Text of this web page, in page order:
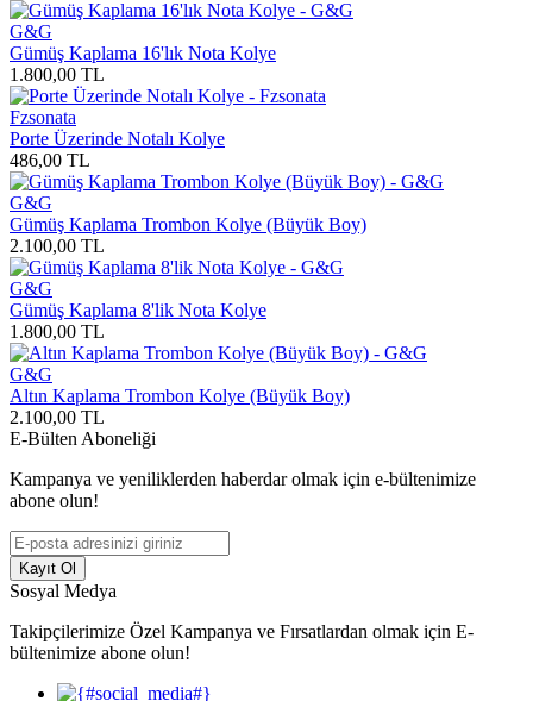
G&G
Gümüş Kaplama 16'lık Nota Kolye
1.800,00 TL
Fzsonata
Porte Üzerinde Notalı Kolye
486,00 TL
G&G
Gümüş Kaplama Trombon Kolye (Büyük Boy)
2.100,00 TL
G&G
Gümüş Kaplama 8'lik Nota Kolye
1.800,00 TL
G&G
Altın Kaplama Trombon Kolye (Büyük Boy)
2.100,00 TL
E-Bülten Aboneliği
Kampanya ve yeniliklerden haberdar olmak için e-bültenimize
abone olun!
Kayıt Ol
Sosyal Medya
Takipçilerimize Özel Kampanya ve Fırsatlardan olmak için E-
bültenimize abone olun!